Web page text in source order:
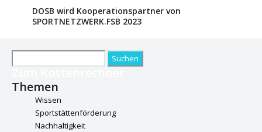
DOSB wird Kooperationspartner von
SPORTNETZWERK.FSB 2023
nach:
Themen
Wissen
Sportstättenförderung
Nachhaltigkeit